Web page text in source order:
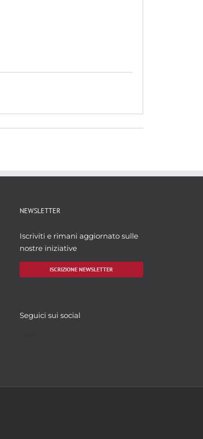
NEWSLETTER
Iscriviti e rimani aggiornato sulle
nostre iniziative
ISCRIZIONE NEWSLETTER
Seguici sui social